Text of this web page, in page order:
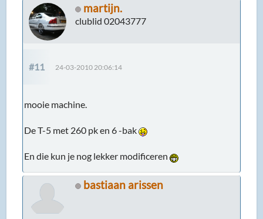
martijn.
clublid 02043777
#11 24-03-2010 20:06:14
mooie machine.
De T-5 met 260 pk en 6 -bak
En die kun je nog lekker modificeren
bastiaan arissen